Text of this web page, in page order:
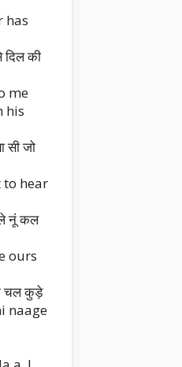
has
की
me
his
सी जो
to hear
नूं कल
ours
चल कुड़े
naage